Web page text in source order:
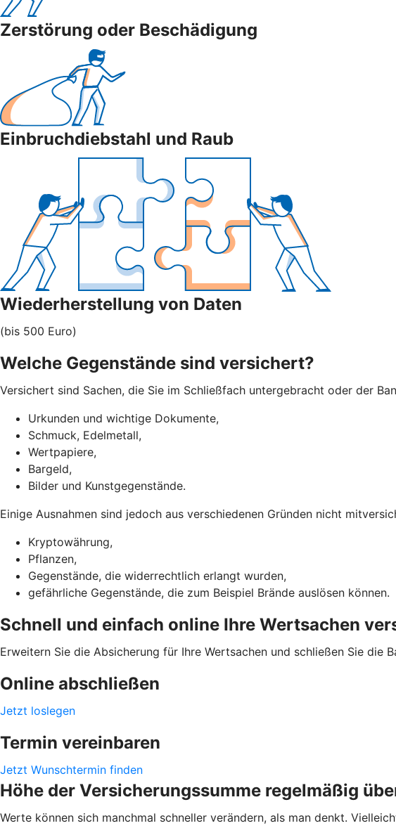
Zerstörung oder Beschädigung
Einbruchdiebstahl und Raub
Wiederherstellung von Daten
(bis 500 Euro)
Welche Gegenstände sind versichert?
Versichert sind Sachen, die Sie im Schließfach untergebracht oder der
Urkunden und wichtige Dokumente,
Schmuck, Edelmetall,
Wertpapiere,
Bargeld,
Bilder und Kunstgegenstände.
Einige Ausnahmen sind jedoch aus verschiedenen Gründen nicht
Kryptowährung,
Pflanzen,
Gegenstände, die widerrechtlich erlangt wurden,
gefährliche Gegenstände, die zum Beispiel Brände auslösen können.
Schnell und einfach online Ihre Wertsachen
Erweitern Sie die Absicherung für Ihre Wertsachen und schließen Sie die
Online abschließen
Jetzt loslegen
Termin vereinbaren
Jetzt Wunschtermin finden
Höhe der Versicherungssumme regelmäßig
Werte können sich manchmal schneller verändern, als man denkt.